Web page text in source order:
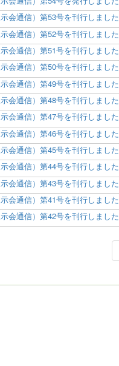
会通信）第53号を刊行しました
会通信）第52号を刊行しました
会通信）第51号を刊行しました
会通信）第50号を刊行しました
会通信）第49号を刊行しました
会通信）第48号を刊行しました
会通信）第47号を刊行しました
会通信）第46号を刊行しました
会通信）第45号を刊行しました
会通信）第44号を刊行しました
会通信）第43号を刊行しました
会通信）第41号を刊行しました
会通信）第42号を刊行しました